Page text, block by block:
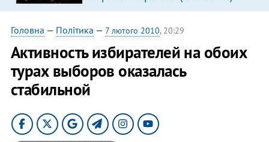
Головна — Політика — 7 лютого 2010, 20:29
Активность избирателей на обоих
турах выборов оказалась
стабильной